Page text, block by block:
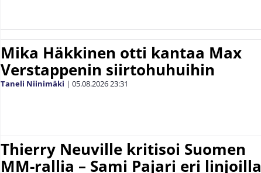
Mika Häkkinen otti kantaa Max
Verstappenin siirtohuhuihin
Taneli Niinimäki | 05.08.202623:31
Thierry Neuville kritisoi Suomen
MM-rallia – Sami Pajari eri linjoilla